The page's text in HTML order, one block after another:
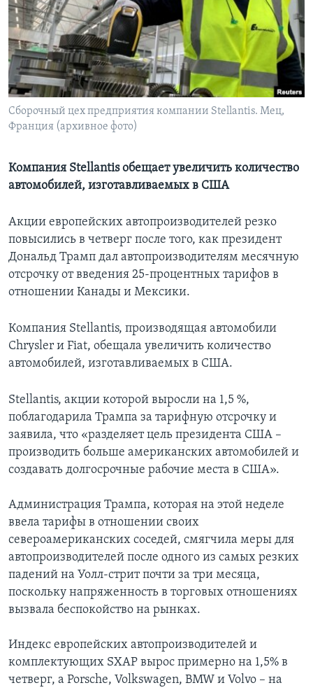
Learning English
СОЦИАЛЬНЫЕ СЕТИ
Языки
Сборочный цех предприятия компании Stellantis. Мец,
Франция (архивное фото)
Компания Stellantis обещает увеличить количество
автомобилей, изготавливаемых в США
Акции европейских автопроизводителей резко
повысились в четверг после того, как президент
Дональд Трамп дал автопроизводителям месячную
отсрочку от введения 25-процентных тарифов в
отношении Канады и Мексики.
Компания Stellantis, производящая автомобили
Chrysler и Fiat, обещала увеличить количество
автомобилей, изготавливаемых в США.
Stellantis, акции которой выросли на 1,5 %,
поблагодарила Трампа за тарифную отсрочку и
заявила, что «разделяет цель президента США –
производить больше американских автомобилей и
создавать долгосрочные рабочие места в США».
Администрация Трампа, которая на этой неделе
ввела тарифы в отношении своих
североамериканских соседей, смягчила меры для
автопроизводителей после одного из самых резких
падений на Уолл-стрит почти за три месяца,
поскольку напряженность в торговых отношениях
вызвала беспокойство на рынках.
Индекс европейских автопроизводителей и
комплектующих SXAP вырос примерно на 1,5% в
четверг, а Porsche, Volkswagen, BMW и Volvo – на